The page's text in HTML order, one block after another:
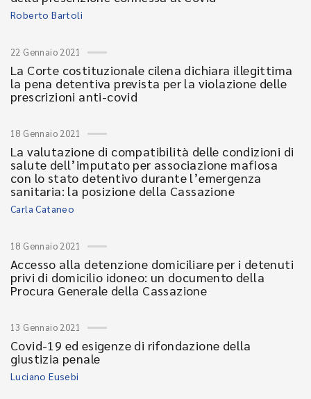
Roberto Bartoli
22 Gennaio 2021
La Corte costituzionale cilena dichiara illegittima
la pena detentiva prevista per la violazione delle
prescrizioni anti-covid
18 Gennaio 2021
La valutazione di compatibilità delle condizioni di
salute dell’imputato per associazione mafiosa
con lo stato detentivo durante l’emergenza
sanitaria: la posizione della Cassazione
Carla Cataneo
18 Gennaio 2021
Accesso alla detenzione domiciliare per i detenuti
privi di domicilio idoneo: un documento della
Procura Generale della Cassazione
13 Gennaio 2021
Covid-19 ed esigenze di rifondazione della
giustizia penale
Luciano Eusebi